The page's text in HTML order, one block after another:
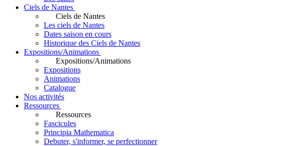
Ciels de Nantes
Ciels de Nantes
Les ciels de Nantes
Dates saison en cours
Historique des Ciels de Nantes
Expositions/Animations
Expositions/Animations
Expositions
Animations
Catalogue
Nos activités
Ressources
Ressources
Fascicules
Principia Mathematica
Debuter, s'informer, se perfectionner